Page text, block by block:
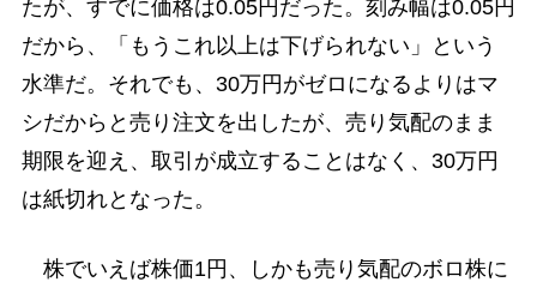
たが、すでに価格は0.05円だった。刻み幅は0.05円
だから、「もうこれ以上は下げられない」という
水準だ。それでも、30万円がゼロになるよりはマ
シだからと売り注文を出したが、売り気配のまま
期限を迎え、取引が成立することはなく、30万円
は紙切れとなった。
株でいえば株価1円、しかも売り気配のボロ株に